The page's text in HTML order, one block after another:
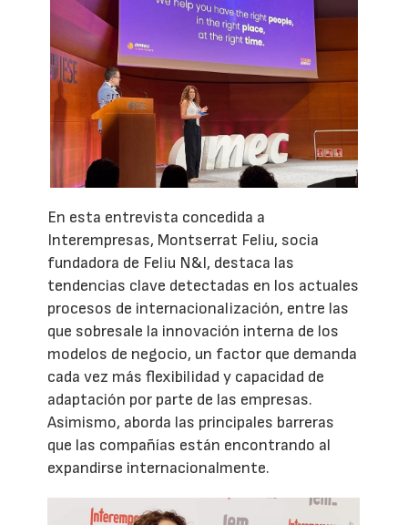
En esta entrevista concedida a
Interempresas, Montserrat Feliu, socia
fundadora de Feliu N&I, destaca las
tendencias clave detectadas en los actuales
procesos de internacionalización, entre las
que sobresale la innovación interna de los
modelos de negocio, un factor que demanda
cada vez más flexibilidad y capacidad de
adaptación por parte de las empresas.
Asimismo, aborda las principales barreras
que las compañías están encontrando al
expandirse internacionalmente.